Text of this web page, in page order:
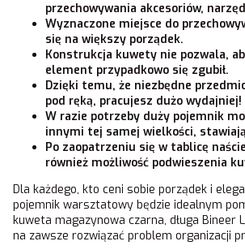
przechowywania akcesoriów,
Wyznaczone miejsce do
się na większy porządek.
Konstrukcja kuwety nie pozwala,
element przypadkowo się zgubił.
Dzięki temu, że niezbędne
pod ręką, pracujesz dużo wydajniej!
W razie potrzeby duży pojemnik
innymi tej samej wielkości,
Po zaopatrzeniu się w tablicę
również możliwość podwieszenia
Dla każdego, kto ceni sobie porządek i
pojemnik warsztatowy będzie idealnym
kuweta magazynowa czarna, długa Bineer
na zawsze rozwiązać problem organizacji